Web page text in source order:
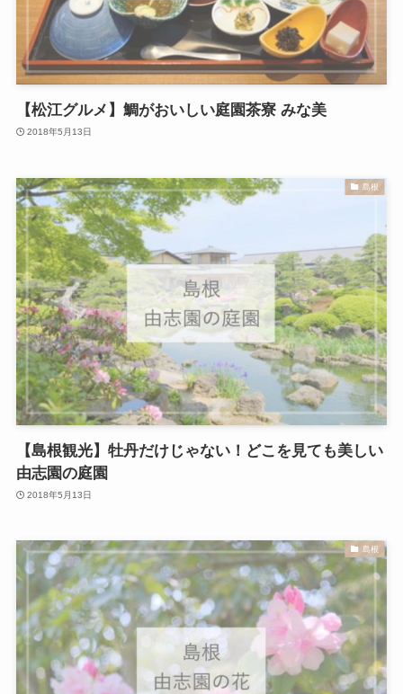
【松江グルメ】鯛がおいしい庭園茶寮 みな美
2018年5月13日
島根
【島根観光】牡丹だけじゃない！どこを見ても美しい
由志園の庭園
2018年5月13日
島根